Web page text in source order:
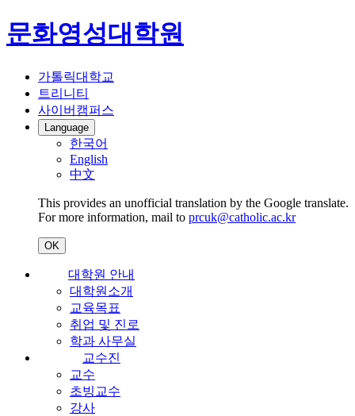
문화영성대학원
가톨릭대학교
트리니티
사이버캠퍼스
Language
한국어
English
中文
This provides an unofficial translation by the Google translate.
For more information, mail to prcuk@catholic.ac.kr
OK
대학원 안내
대학원소개
교육목표
취업 및 진로
학과 사무실
교수진
교수
초빙교수
강사